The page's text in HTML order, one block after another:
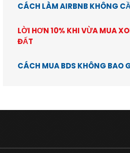
CÁCH LÀM AIRBNB KHÔNG
LỜI HƠN 10% KHI VỪA MUA
ĐẤT
CÁCH MUA BDS KHÔNG BAO